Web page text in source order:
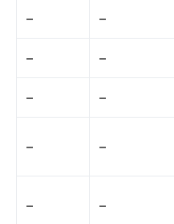
– –
– –
– –
– –
– –